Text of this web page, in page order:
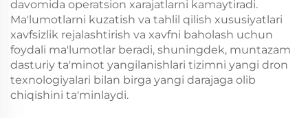
davomida operatsion xarajatlarni kamaytiradi.
Ma'lumotlarni kuzatish va tahlil qilish xususiyatlari
xavfsizlik rejalashtirish va xavfni baholash uchun
foydali ma'lumotlar beradi, shuningdek, muntazam
dasturiy ta'minot yangilanishlari tizimni yangi dron
texnologiyalari bilan birga yangi darajaga olib
chiqishini ta'minlaydi.